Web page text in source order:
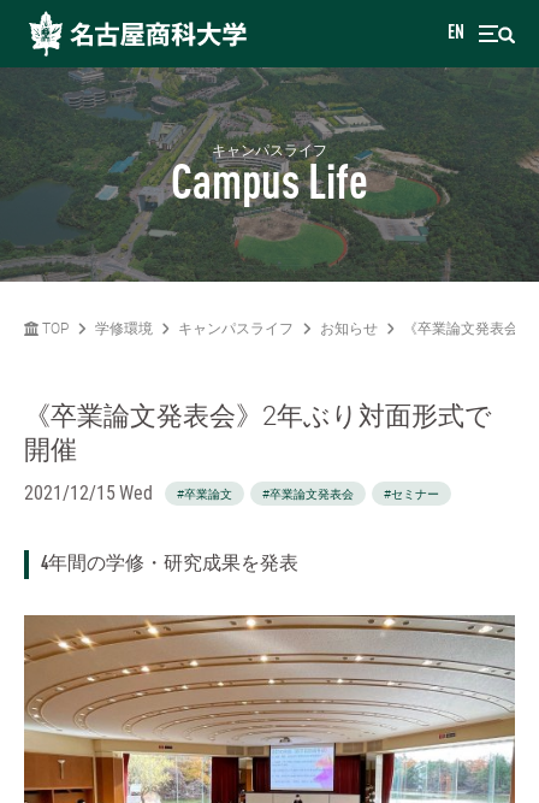
EN
キャンパスライフ
Campus Life
TOP 学修環境 キャンパスライフ お知らせ 《卒業論文発表会
《卒業論文発表会》2年ぶり対面形式で
開催
2021/12/15 Wed #卒業論文 #卒業論文発表会 #セミナー
4年間の学修・研究成果を発表